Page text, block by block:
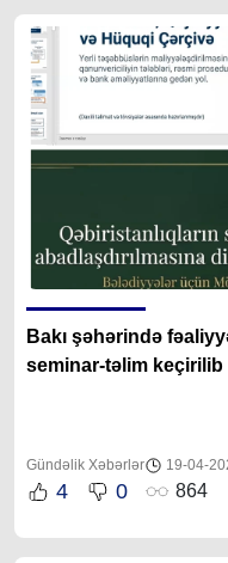
Bakı şəhərində
seminar-təlim keçirilib
Gündəlik Xəbərlər 19-04-
4 0 864